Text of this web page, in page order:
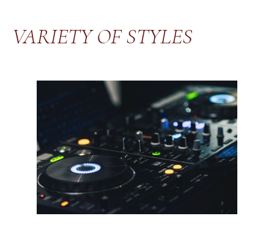
VARIETY OF STYLES